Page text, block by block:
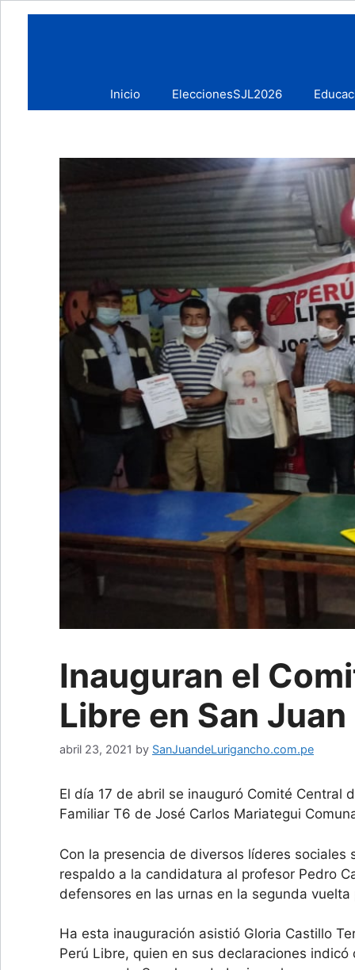
Inicio EleccionesSJL2026
Inauguran el
Libre en San
abril 23, 2021 by SanJuandeLurigancho.com.pe
El día 17 de abril se inauguró Comité Central
Familiar T6 de José Carlos Mariategui
Con la presencia de diversos líderes
respaldo a la candidatura al profesor Pedro
defensores en las urnas en la segunda
Ha esta inauguración asistió Gloria Castillo
Perú Libre, quien en sus declaraciones